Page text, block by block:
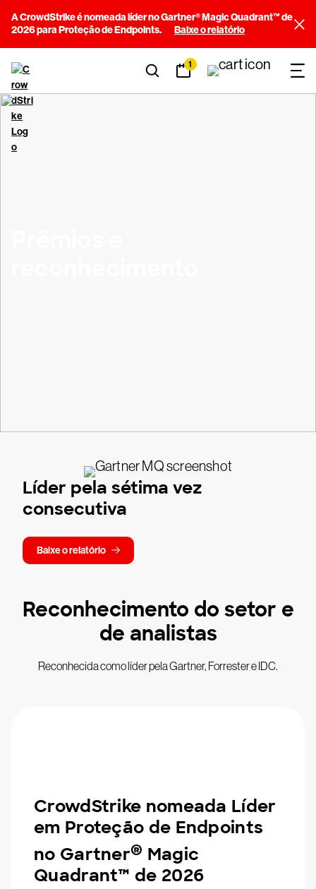
A CrowdStrike é nomeada líder no Gartner® Magic Quadrant™ de
2026 para Proteção de Endpoints.
Baixe o relatório
1
Líder pela sétima vez
consecutiva
Baixe o relatório
Reconhecimento do setor e
de analistas
Reconhecida como líder pela Gartner, Forrester e IDC.
CrowdStrike nomeada Líder
em Proteção de Endpoints
no Gartner® Magic
Quadrant™ de 2026